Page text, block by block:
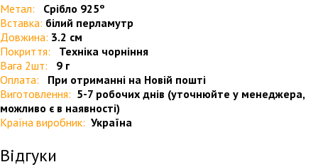
Метал:
Срібло 925º
Вставка: білий перламутр
Довжина: 3.2 см
Покриття:
Техніка чорніння
Вага 2шт:
9 г
Оплата:
При отриманні на Новій пошті
Виготовлення: 5-7 робочих днів (уточнюйте у менеджера,
можливо є в наявності)
Країна виробник: Україна
Відгуки